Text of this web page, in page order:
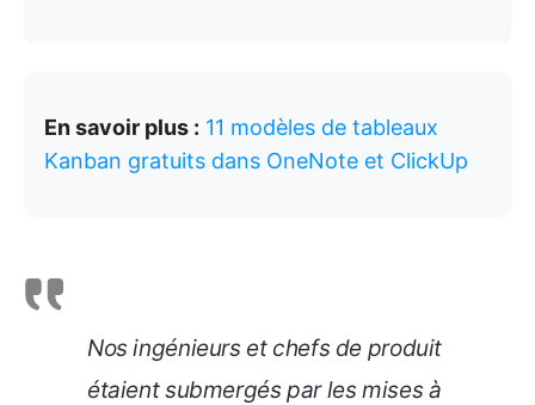
En savoir plus : 11 modèles de tableaux
Kanban gratuits dans OneNote et ClickUp
Nos ingénieurs et chefs de produit
étaient submergés par les mises à